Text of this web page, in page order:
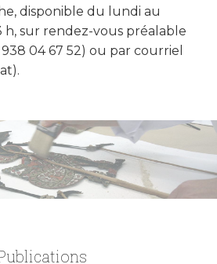
disponible du lundi au
h, sur rendez-vous préalable
04 67 52) ou par courriel